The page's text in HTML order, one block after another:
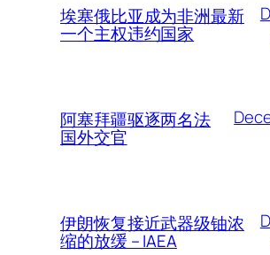
埃塞俄比亚成为非洲最新
一个主权违约国家
阿塞拜疆驱逐两名法
国外交官
伊朗恢复接近武器级铀浓
缩的放缓 – IAEA